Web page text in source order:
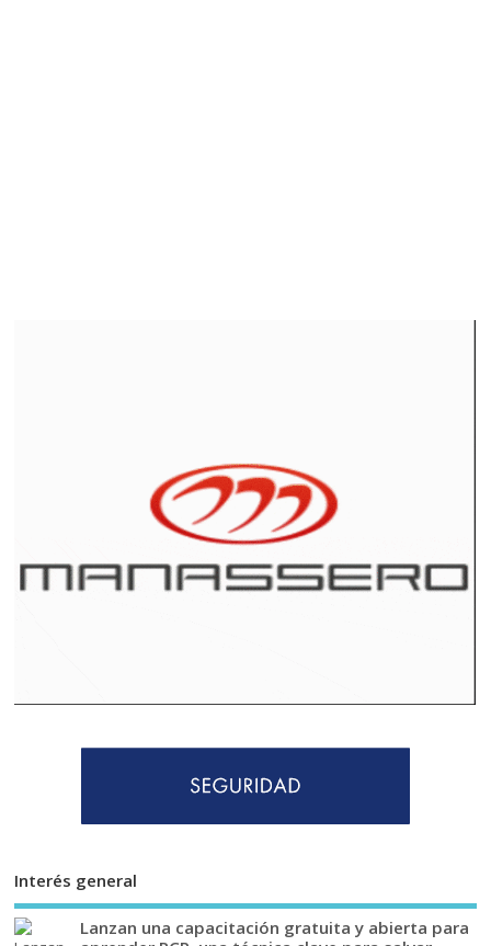
Interés general
Lanzan una capacitación gratuita y abierta para